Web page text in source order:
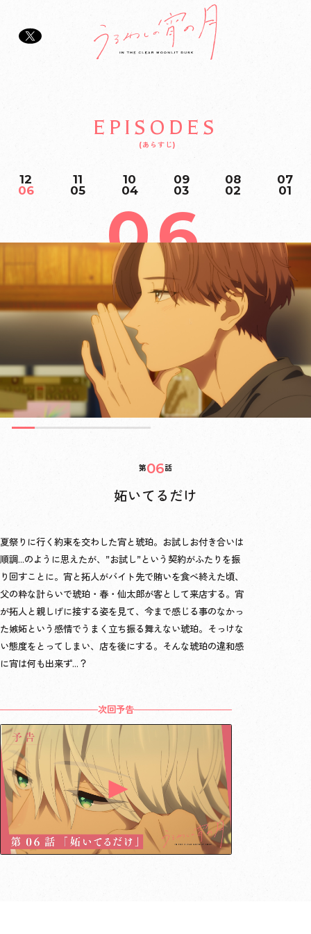
オープニング映像
EPISODES
あらすじ
06
12 11 10 09 08
07
06
05 04 03 02 01
06
妬いてるだけ
夏祭りに行く約束を交わした宵と琥珀。お試しお付き合いは
順調…のように思えたが、”お試し”という契約がふたりを振
り回すことに。宵と拓人がバイト先で賄いを食べ終えた頃、
父の粋な計らいで琥珀・春・仙太郎が客として来店する。宵
が拓人と親しげに接する姿を見て、今まで感じる事のなかっ
た嫉妬という感情でうまく立ち振る舞えない琥珀。そっけな
い態度をとってしまい、店を後にする。そんな琥珀の違和感
に宵は何も出来ず…？
次回予告